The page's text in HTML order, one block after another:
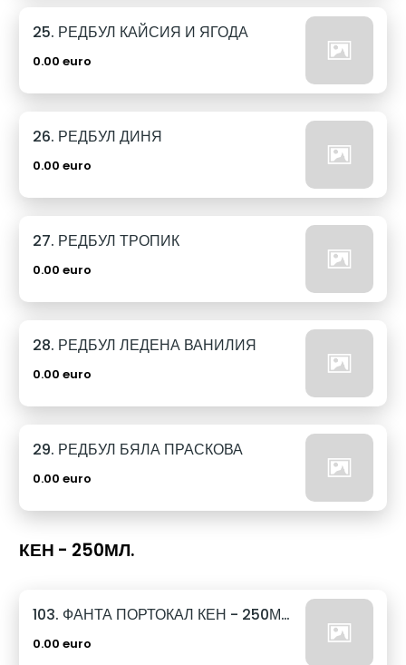
25. РЕДБУЛ КАЙСИЯ И ЯГОДА
0.00 euro
26. РЕДБУЛ ДИНЯ
0.00 euro
27. РЕДБУЛ ТРОПИК
0.00 euro
28. РЕДБУЛ ЛЕДЕНА ВАНИЛИЯ
0.00 euro
29. РЕДБУЛ БЯЛА ПРАСКОВА
0.00 euro
КЕН - 250МЛ.
103. ФАНТА ПОРТОКАЛ КЕН - 250МЛ.
0.00 euro